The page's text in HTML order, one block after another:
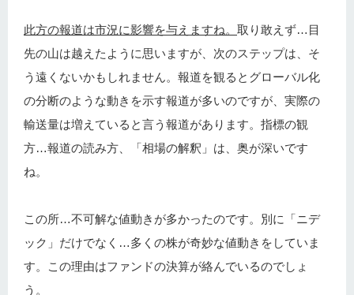
此方の報道は市況に影響を与えますね。 取り敢えず…目
先の山は越えたように思いますが、次のステップは、そ
う遠くないかもしれません。報道を観るとグローバル化
の分断のような動きを示す報道が多いのですが、実際の
輸送量は増えていると言う報道があります。指標の観
方…報道の読み方、「相場の解釈」は、奥が深いです
ね。
この所…不可解な値動きが多かったのです。別に「ニデ
ック」だけでなく…多くの株が奇妙な値動きをしていま
す。この理由はファンドの決算が絡んでいるのでしょ
う。